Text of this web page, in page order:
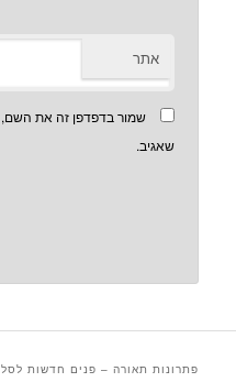
אתר
שמור בדפדפן זה את
שאגיב.
פתרונות תאורה – פנים חדשות